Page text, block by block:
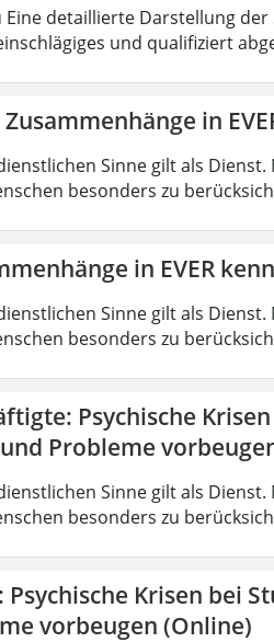
detaillierte Darstellung
und qualifiziert
in
Sinne gilt als
besonders zu
in EVER
Sinne gilt als
besonders zu
Psychische
Probleme
Sinne gilt als
besonders zu
Krisen bei
vorbeugen (Online)